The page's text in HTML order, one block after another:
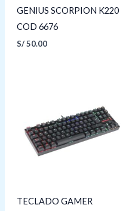
GENIUS SCORPION K220
COD 6676
S/50.00
TECLADO GAMER